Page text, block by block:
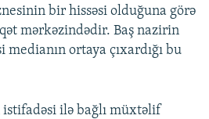
bir hissəsi olduğuna görə
mərkəzindədir. Baş nazirin
ortaya çıxardığı bu
ilə bağlı müxtəlif